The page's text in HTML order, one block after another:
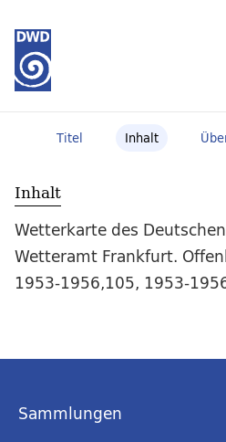
Titel Inhalt
Inhalt
Wetterkarte des
Wetteramt Frankfurt.
1953-1956,105, 1953-
Sammlungen